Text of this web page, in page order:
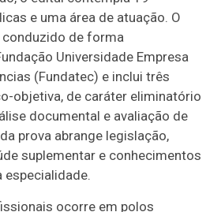
e uma área de atuação. O
de forma
Universidade Empresa
(Fundatec) e inclui três
objetiva, de caráter eliminatório
documental e avaliação de
prova abrange legislação,
suplementar e conhecimentos
especialidade.
ocorre em polos